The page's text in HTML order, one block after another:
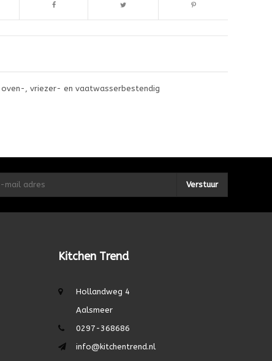
oven-, vriezer- en vaatwasserbestendig
Verstuur
Kitchen Trend
Hollandweg 4
Aalsmeer
0297-368686
info@kitchentrend.nl